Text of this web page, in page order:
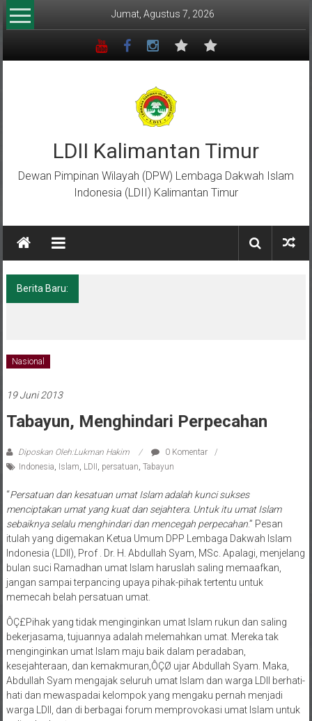
Lompat
ke
Jumat, Agustus 7, 2026
LDII Kalimantan Timur
Dewan Pimpinan Wilayah (DPW) Lembaga Dakwah Islam
Indonesia (LDII) Kalimantan Timur
Berita Baru:
Indonesia ,Islam,LDII,persatuan ,Tabayun
menciptakan umat yang kuat dan sejahtera. Untuk itu umat Islam
sebaiknya selalu menghindari dan mencegah perpecahan.” Pesan
itulah yang digemakan Ketua Umum DPP Lembaga Dakwah Islam
Indonesia (LDII), Prof . Dr. H. Abdullah Syam, MSc. Apalagi, menjelang
bulan suci Ramadhan umat Islam haruslah saling memaafkan,
jangan sampai terpancing upaya pihak-pihak tertentu untuk
memecah belah persatuan umat.
bekerjasama, tujuannya adalah melemahkan umat. Mereka tak
menginginkan umat Islam maju baik dalam peradaban,
kesejahteraan, dan kemakmuran,ÔÇØ ujar Abdullah Syam. Maka,
Abdullah Syam mengajak seluruh umat Islam dan warga LDII berhati-
hati dan mewaspadai kelompok yang mengaku pernah menjadi
warga LDII, dan di berbagai forum memprovokasi umat Islam untuk
saling berbenturan.